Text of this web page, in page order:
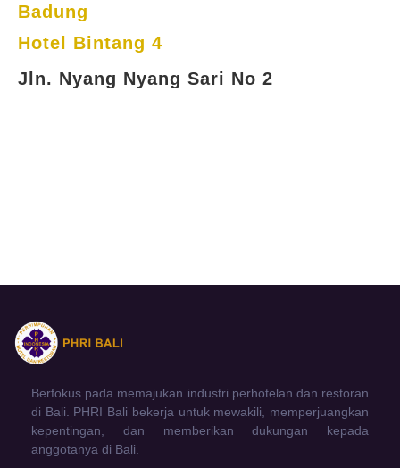
Badung
Hotel Bintang 4
Jln. Nyang Nyang Sari No 2
Berfokus pada memajukan industri perhotelan dan restoran
di Bali. PHRI Bali bekerja untuk mewakili, memperjuangkan
kepentingan, dan memberikan dukungan kepada
anggotanya di Bali.